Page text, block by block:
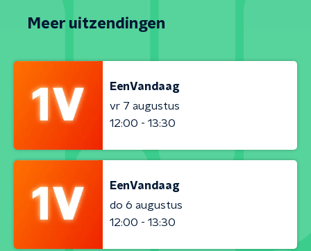
Meer uitzendingen
EenVandaag
vr 7 augustus
12:00 - 13:30
EenVandaag
do 6 augustus
12:00 - 13:30